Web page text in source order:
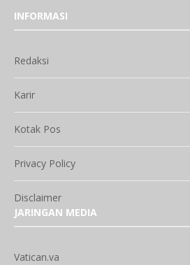
INFORMASI
Redaksi
Karir
Kotak Pos
Privacy Policy
Disclaimer
JARINGAN MEDIA
Vatican.va